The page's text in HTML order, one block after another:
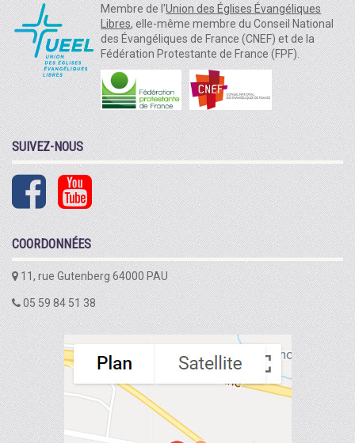
Membre de l'Union des Églises Évangéliques
Libres, elle-même membre du Conseil National
des Évangéliques de France (CNEF) et de la
Fédération Protestante de France (FPF).
SUIVEZ-NOUS
COORDONNÉES
11, rue Gutenberg 64000 PAU
05 59 84 51 38